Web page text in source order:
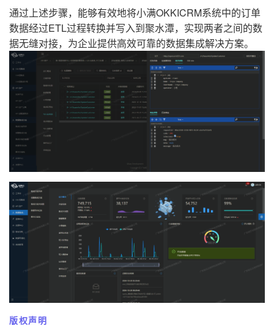
通过上述步骤，能够有效地将小满OKKICRM系统中的订单
数据经过ETL过程转换并写入到聚水潭，实现两者之间的数
据无缝对接，为企业提供高效可靠的数据集成解决方案。
版权声明